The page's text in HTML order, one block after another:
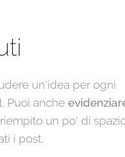
un'idea per ogni
Puoi anche
un po' di
i post.